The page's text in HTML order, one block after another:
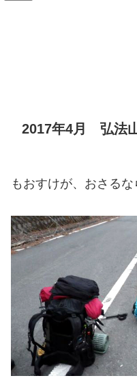
2017年4月 弘法
もおすけが、おさるな